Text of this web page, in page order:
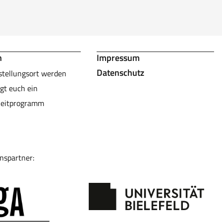
werden
euch ein
Impressum
Datenschutz